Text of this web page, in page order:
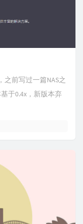
前写过一篇NAS之
于0.4x，新版本弃